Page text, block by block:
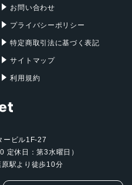
お問い合わせ
プライバシーポリシー
特定商取引法に基づく表記
サイトマップ
利用規約
ービル1F-27
休日：第3水曜日）
原駅より徒歩10分